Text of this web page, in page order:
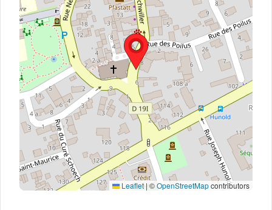
Leaflet|©OpenStreetMapcontributors